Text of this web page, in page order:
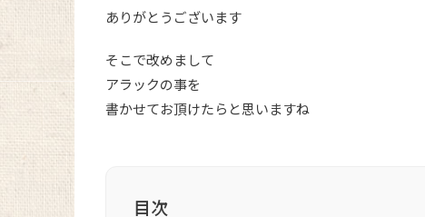
ありがとうございます
そこで改めまして
アラックの事を
書かせてお頂けたらと思いますね
目次